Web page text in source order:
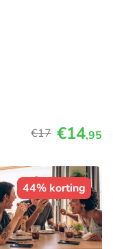
€17 €14,95
44% korting